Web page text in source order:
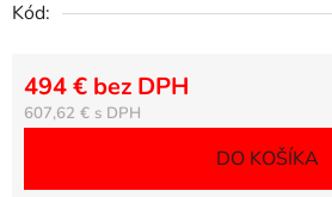
Kód:
607,62 €
494 € bez DPH
DO KOŠÍKA